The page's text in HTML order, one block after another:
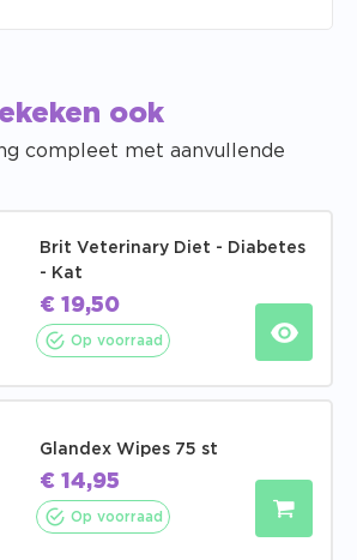
ook
compleet met aanvullende
Brit Veterinary Diet - Diabetes
- Kat
€ 19,50
Op voorraad
Glandex Wipes 75 st
€ 14,95
Op voorraad